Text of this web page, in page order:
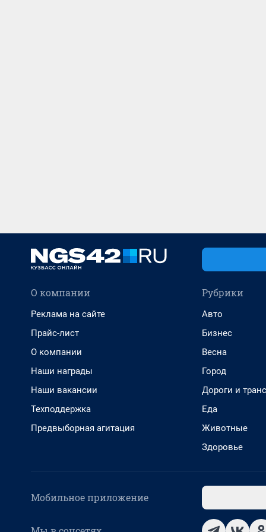
О компании
Реклама на сайте
Прайс-лист
О компании
Наши награды
Наши вакансии
Техподдержка
Предвыборная агитация
Рубрики
Авто
Бизнес
Весна
Город
Дороги и
Еда
Животные
Здоровье
Мобильное приложение